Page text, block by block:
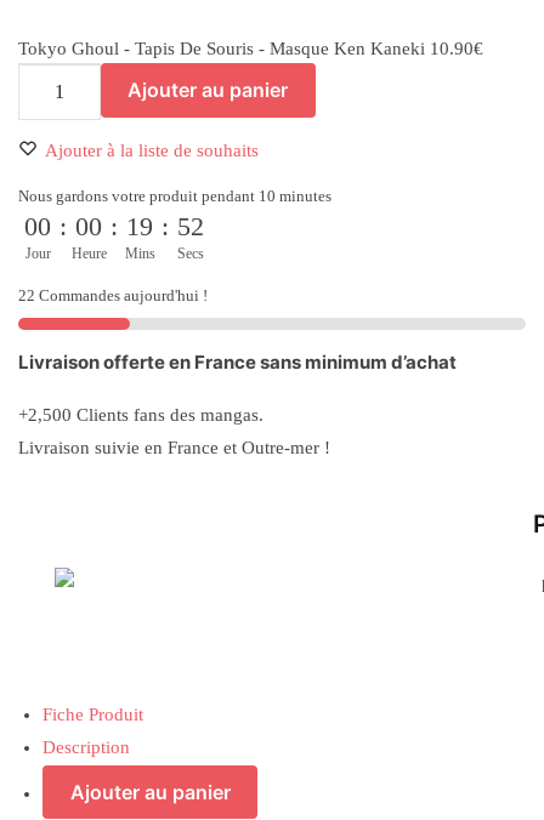
Tokyo Ghoul - Tapis De Souris - Masque Ken Kaneki 10.90€
Ajouter au panier
Ajouter à la liste de souhaits
Nous gardons votre produit pendant 10 minutes
00
Jour
: 00
Heure
: 19
Mins
: 51
Secs
22 Commandes aujourd'hui !
Livraison offerte en France sans minimum d’achat
+2,500 Clients fans des mangas.
Livraison suivie en France et Outre-mer !
Fiche Produit
Description
Ajouter au panier